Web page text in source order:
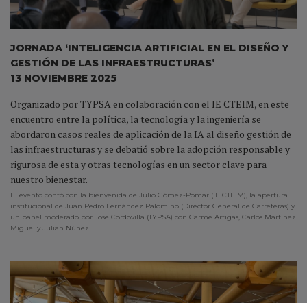
JORNADA ‘INTELIGENCIA ARTIFICIAL EN EL DISEÑO Y
GESTIÓN DE LAS INFRAESTRUCTURAS’
13 NOVIEMBRE 2025
Organizado por TYPSA en colaboración con el IE CTEIM, en este
encuentro entre la política, la tecnología y la ingeniería se
abordaron casos reales de aplicación de la IA al diseño gestión de
las infraestructuras y se debatió sobre la adopción responsable y
rigurosa de esta y otras tecnologías en un sector clave para
nuestro bienestar.
El evento contó con la bienvenida de Julio Gómez-Pomar (IE CTEIM), la apertura
institucional de Juan Pedro Fernández Palomino (Director General de Carreteras) y
un panel moderado por Jose Cordovilla (TYPSA) con Carme Artigas, Carlos Martínez
Miguel y Julian Núñez.